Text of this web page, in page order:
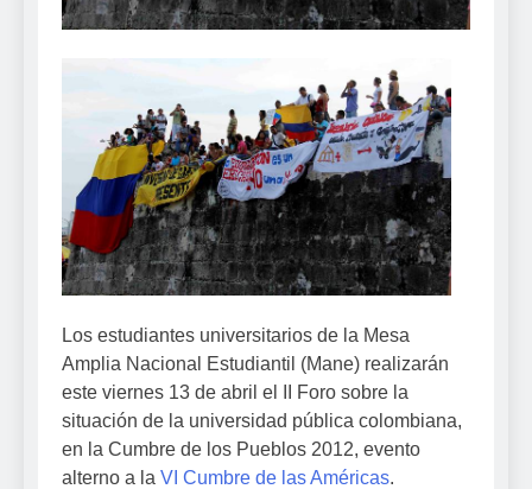
Los estudiantes universitarios de la Mesa
Amplia Nacional Estudiantil (Mane) realizarán
este viernes 13 de abril el II Foro sobre la
situación de la universidad pública colombiana,
en la Cumbre de los Pueblos 2012, evento
alterno a la VI Cumbre de las Américas.